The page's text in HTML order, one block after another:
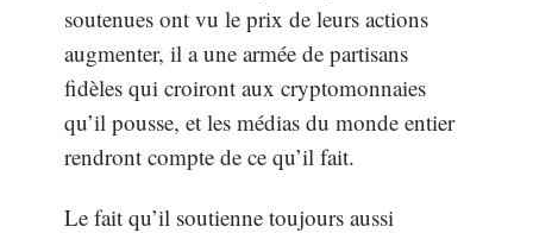
soutenues ont vu le prix de leurs actions
augmenter, il a une armée de partisans
fidèles qui croiront aux cryptomonnaies
qu’il pousse, et les médias du monde entier
rendront compte de ce qu’il fait.
Le fait qu’il soutienne toujours aussi